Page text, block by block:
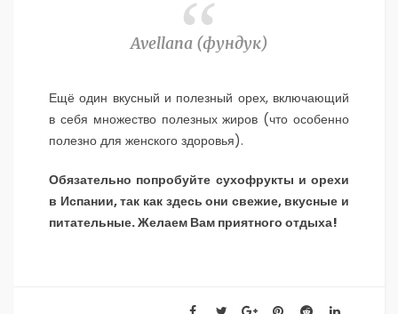
Avellana (фундук)
Ещё один вкусный и полезный орех, включающий
в себя множество полезных жиров (что особенно
полезно для женского здоровья).
Обязательно попробуйте сухофрукты и орехи
в Испании, так как здесь они свежие, вкусные и
питательные. Желаем Вам приятного отдыха!